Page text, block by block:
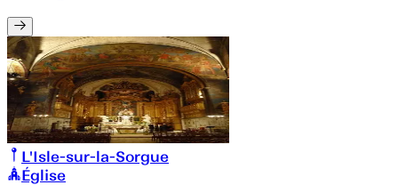
L'Isle-sur-la-Sorgue
Église